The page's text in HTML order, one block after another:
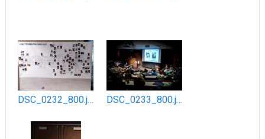
DSC_0232_800.jpg DSC_0233_800.jpg